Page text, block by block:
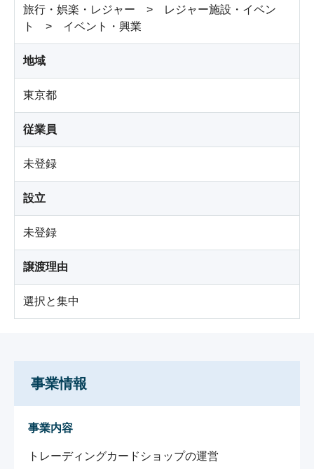
旅行・娯楽・レジャー > レジャー施設・イベン
ト > イベント・興業
地域
東京都
従業員
未登録
設立
未登録
譲渡理由
選択と集中
事業情報
事業内容
トレーディングカードショップの運営